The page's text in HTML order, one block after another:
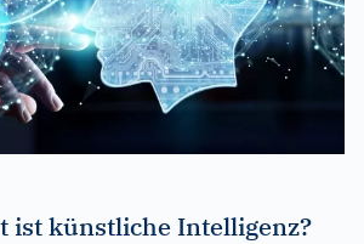
ist künstliche Intelligenz?